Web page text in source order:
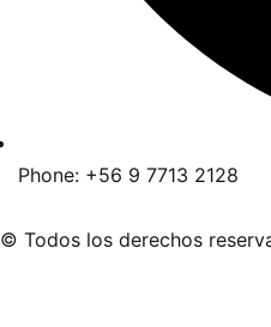
Phone: +56 9 7713 2128
© Todos los derechos